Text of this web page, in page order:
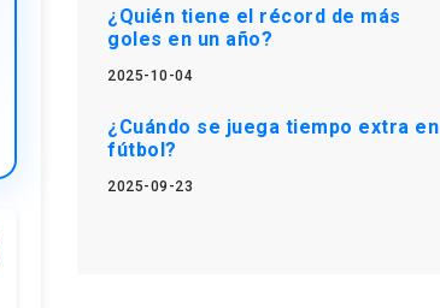
¿Quién tiene el récord de más
goles en un año?
2025-10-04
¿Cuándo se juega tiempo extra en
fútbol?
2025-09-23